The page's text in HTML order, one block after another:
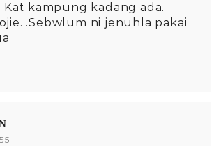
Kat kampung kadang ada.
.Sebwlum ni jenuhla pakai